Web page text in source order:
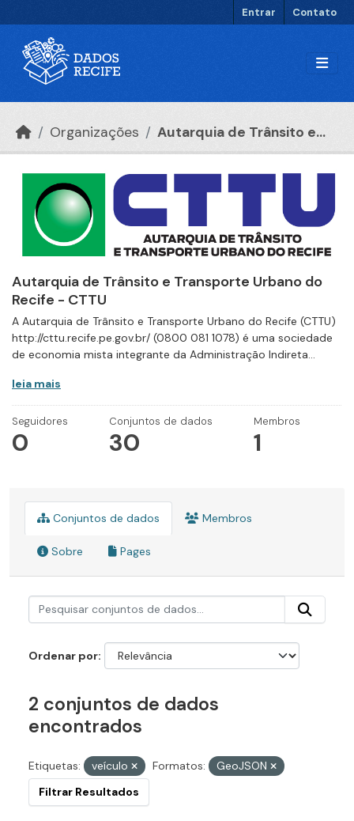
Entrar Contato
Organizações Autarquia de Trânsito e...
Autarquia de Trânsito e Transporte Urbano do
Recife - CTTU
A Autarquia de Trânsito e Transporte Urbano do Recife (CTTU)
http://cttu.recife.pe.gov.br/ (0800 081 1078) é uma sociedade
de economia mista integrante da Administração Indireta...
leia mais
Seguidores
0
Conjuntos de dados
30
Membros
1
Conjuntos de dados Membros
Sobre Pages
Ordenar por
2 conjuntos de dados
encontrados
Etiquetas: veículo Formatos:
GeoJSON
Filtrar Resultados